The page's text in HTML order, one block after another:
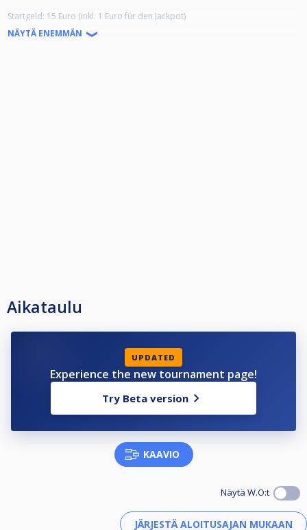
Startgeld: 15 Euro (inkl. 1 Euro für den Jackpot)
Der Modus:
Wie immer spielen wir 9-Ball im Doppel-KO-Modus bis Viertelfinale.
NÄYTÄ ENEMMÄN
Aikataulu
UPDATED
Experience the new tournament page!
Try Beta version
KAAVIO
Näytä W.O:t